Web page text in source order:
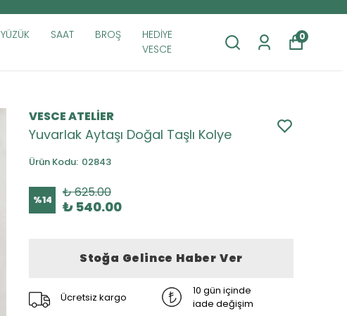
YÜZÜK SAAT BROŞ
HEDİYE
VESCE
0
VESCE ATELİER
Yuvarlak Aytaşı Doğal Taşlı Kolye
Ürün Kodu: 02843
%14 ₺ 625.00
₺ 540.00
Stoğa Gelince Haber Ver
Ücretsiz kargo
10 gün içinde
iade değişim